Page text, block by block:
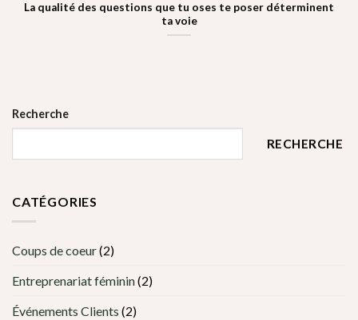
La qualité des questions que tu oses te poser déterminent
ta voie
Recherche
RECHERCHE
CATÉGORIES
Coups de coeur(2)
Entreprenariat féminin(2)
Événements Clients (2)